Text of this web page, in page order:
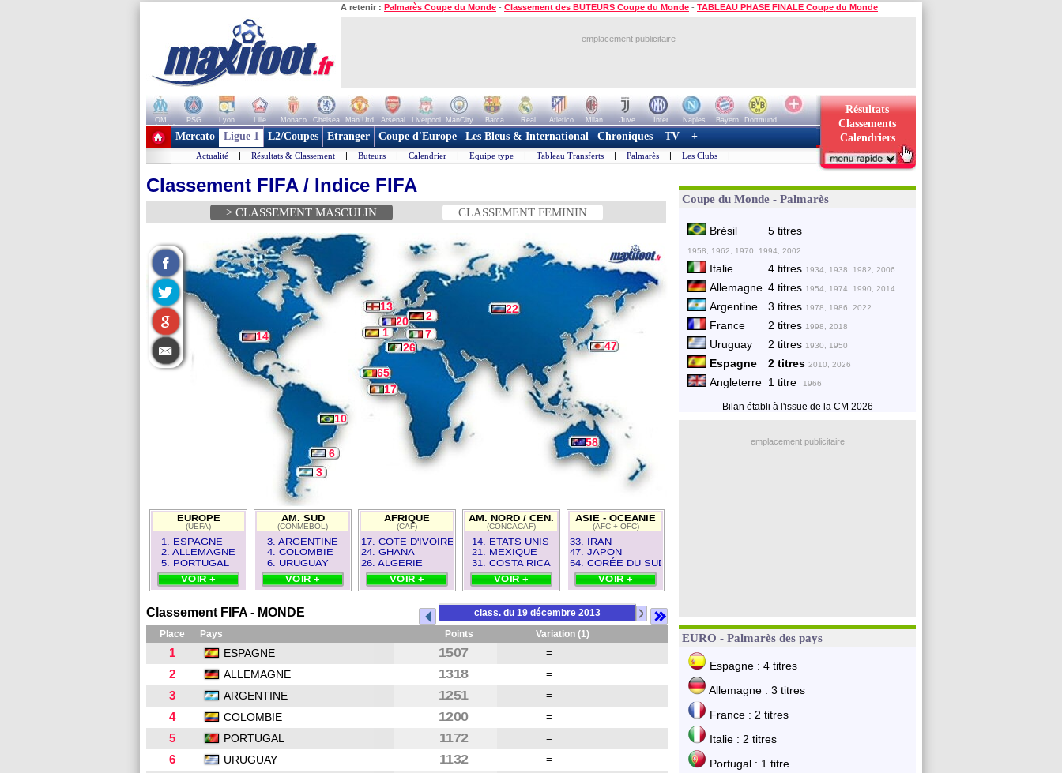
A retenir : Palmarès Coupe du Monde - Classement des BUTEURS Coupe du Monde - TABLEAU PHASE FINALE Coupe du Monde
emplacement publicitaire
OM PSG Lyon Lille Monaco Chelsea Man Utd Arsenal Liverpool ManCity Barca Real Atletico Milan Juve Inter Naples Bayern
Dortmund
+ de clubs
Résultats
Classements
Calendriers
Mercato Ligue 1 L2/Coupes Etranger Coupe d'Europe Les Bleus & International Chroniques TV +
Actualité | Résultats & Classement | Buteurs | Calendrier | Equipe type | Tableau Transferts | Palmarès | Les Clubs |
Classement FIFA / Indice FIFA
> CLASSEMENT MASCULIN CLASSEMENT FEMININ
14
13
20
2
1
7
22
6
10
3
58
17
65
26 47
EUROPE
(UEFA)
1. ESPAGNE
2. ALLEMAGNE
5. PORTUGAL
VOIR +
AM. SUD
(CONMEBOL)
3. ARGENTINE
4. COLOMBIE
6. URUGUAY
VOIR +
AFRIQUE
(CAF)
17. COTE D'IVOIRE
24. GHANA
26. ALGERIE
VOIR +
AM. NORD / CEN.
(CONCACAF)
14. ETATS-UNIS
21. MEXIQUE
31. COSTA RICA
VOIR +
ASIE - OCEANIE
(AFC + OFC)
33. IRAN
47. JAPON
54. CORÉE DU SUD
VOIR +
Classement FIFA - MONDE class. du 19 décembre 2013 >
Place Pays Points Variation (1)
1 ESPAGNE 1507 =
2 ALLEMAGNE 1318 =
3 ARGENTINE 1251 =
4 COLOMBIE 1200 =
5 PORTUGAL 1172 =
6 URUGUAY 1132 =
Coupe du Monde - Palmarès
Brésil 5 titres
1958, 1962, 1970, 1994, 2002
Italie 4 titres 1934, 1938, 1982, 2006
Allemagne 4 titres 1954, 1974, 1990, 2014
Argentine 3 titres 1978, 1986, 2022
France 2 titres 1998, 2018
Uruguay 2 titres 1930, 1950
Espagne 2 titres2010, 2026
Angleterre 1 titre 1966
Bilan établi à l'issue de la CM 2026
emplacement publicitaire
EURO - Palmarès des pays
Espagne : 4 titres
Allemagne : 3 titres
France : 2 titres
Italie : 2 titres
Portugal : 1 titre